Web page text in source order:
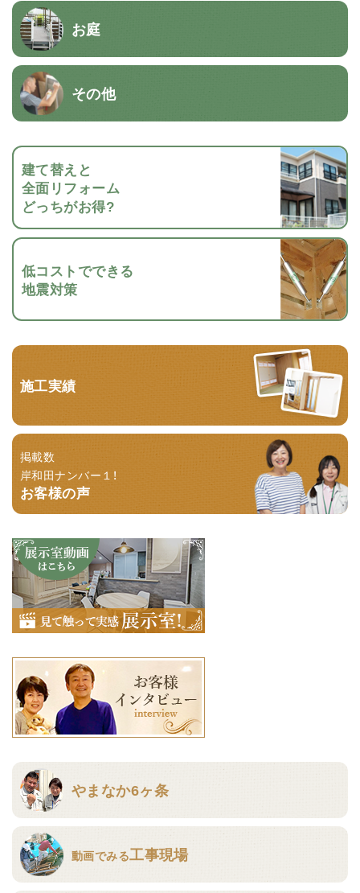
お庭
その他
建て替えと
全面リフォーム
どっちがお得?
低コストでできる
地震対策
施工実績
掲載数
岸和田ナンバー１！
お客様の声
やまなか6ヶ条
動画でみる工事現場